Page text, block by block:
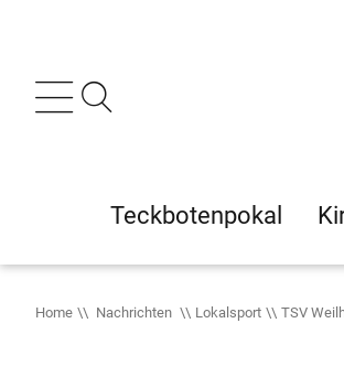
Teckbotenpokal
Home Nachrichten Lokalsport TSV